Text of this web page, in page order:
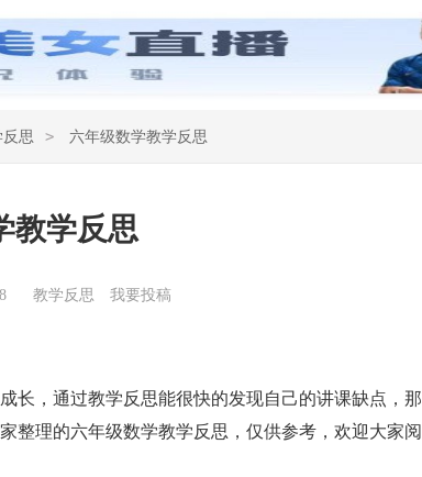
思 > 六年级数学教学反思
教学反思
教学反思 我要投稿
，通过教学反思能很快的发现自己的讲课缺点，那
整理的六年级数学教学反思，仅供参考，欢迎大家阅